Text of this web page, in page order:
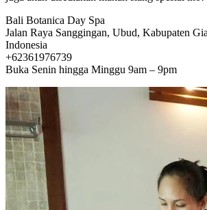
Bali Botanica Day Spa
Jalan Raya Sanggingan, Ubud, Kabupaten
Indonesia
+62361976739
Buka Senin hingga Minggu 9am – 9pm